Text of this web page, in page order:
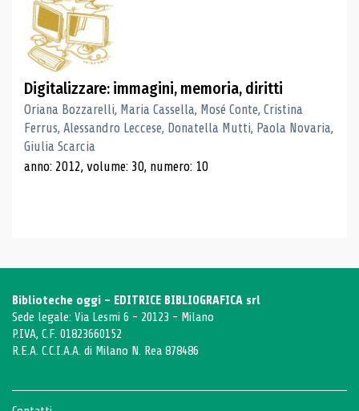
Digitalizzare: immagini, memoria, diritti
Oriana Bozzarelli, Maria Cassella, Mosé Conte, Cristina
Ferrus, Alessandro Leccese, Donatella Mutti, Paola Novaria,
Giulia Scarcia
anno: 2012, volume: 30, numero: 10
Biblioteche oggi - EDITRICE BIBLIOGRAFICA srl
Sede legale: Via Lesmi 6 - 20123 - Milano
P.IVA, C.F. 01823660152
R.E.A. C.C.I.A.A. di Milano N. Rea 878486